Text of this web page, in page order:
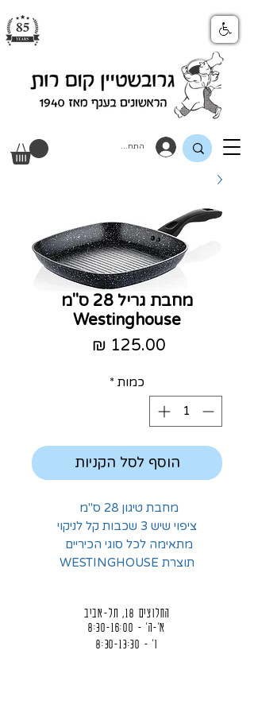
התחבר
מחבת גריל 28 ס"מ
Westinghouse
כמות *
הוסף לסל הקניות
מחבת טיגון 28 ס"מ
ציפוי שיש 3 שכבות קל לניקוי
מתאימה לכל סוגי הכיריים
תוצרת WESTINGHOUSE
החלוצים 18, תל-אביב
א'-ה' - 8:30-16:00
ו' - 8:30-13:30